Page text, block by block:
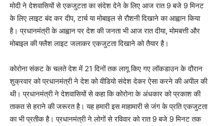
मोदी ने देशवासियों से एकजुटता का संदेश देने के लिए आज रात 9 बजे 9 मिनट
के लिए लाइट बंद कर दीप, टार्च या मोबाइल से रौशनी दिखाने का आह्वान किया
है। प्रधानमंत्री के आह्वान पर देश की जनता भी आज रात दीया, मोमबत्ती और
मोबाइल की फ्लैश लाइट जलाकर एकजुटता दिखाने को तैयार है।
कोरोना संकट के चलते देश में 21 दिनों तक लागू किए गए लॉकडाउन के दौरान
शुक्रवार को प्रधानमंत्री ने देश को वीडियो संदेश देकर ऐसा करने की अपील की
थी। प्रधानमंत्री ने देशवासियों से कहा कि कोरोना के अंधकार को प्रकाश की
ताकत से हराने की जरूरत है। यह हमारी इस माहामारी से जंग के प्रति एकजुटता
का भी प्रतीक है। प्रधानमंत्री ने लोगों से रविवार को रात 9 बजे 9 मिनट तक